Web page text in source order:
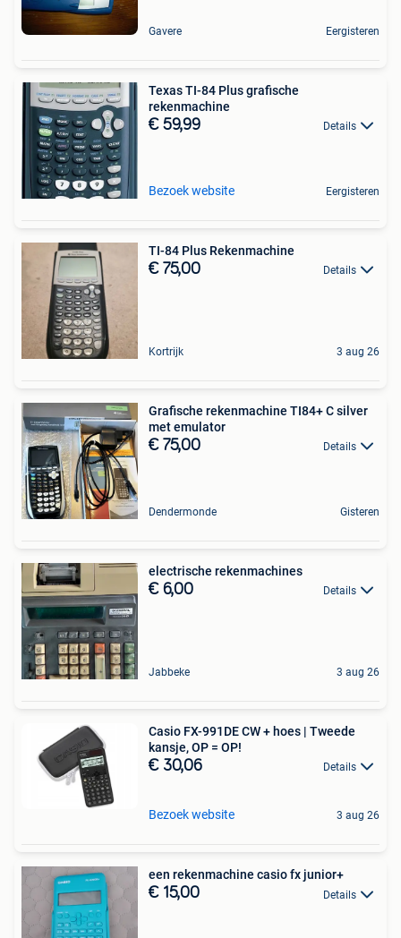
Gavere Eergisteren
Texas TI-84 Plus grafische
rekenmachine
€ 59,99 Details
Bezoek website Eergisteren
TI-84 Plus Rekenmachine
€ 75,00 Details
Kortrijk 3 aug 26
Grafische rekenmachine TI84+ C silver
met emulator
€ 75,00 Details
Dendermonde Gisteren
electrische rekenmachines
€ 6,00 Details
Jabbeke 3 aug 26
Casio FX-991DE CW + hoes | Tweede
kansje, OP = OP!
€ 30,06 Details
Bezoek website 3 aug 26
een rekenmachine casio fx junior+
€ 15,00 Details